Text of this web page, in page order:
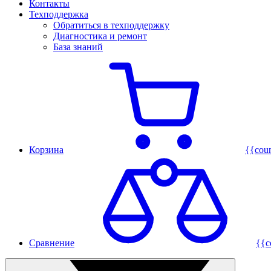
Контакты
Техподдержка
Обратиться в техподдержку
Диагностика и ремонт
База знаний
Корзина
Сравнение